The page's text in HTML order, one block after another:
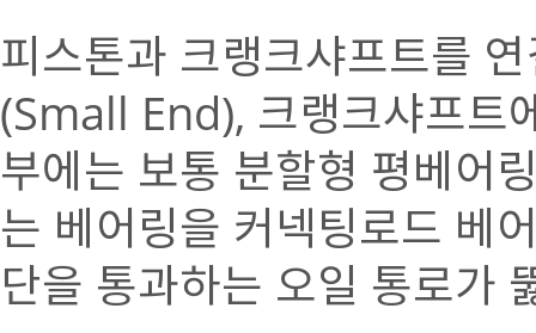
피스톤과 크랭크샤프트를
(Small End), 크랭크샤프트
부에는 보통 분할형 평베어
는 베어링을 커넥팅로드 베
단을 통과하는 오일 통로가